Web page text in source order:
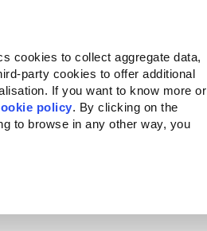
cookies to collect aggregate data,
party cookies to offer additional
If you want to know more or
policy. By clicking on the
to browse in any other way, you
Über uns Bezugsquellen